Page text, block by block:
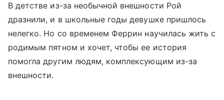
В детстве из-за необычной внешности Рой
дразнили, и в школьные годы девушке пришлось
нелегко. Но со временем Феррин научилась жить с
родимым пятном и хочет, чтобы ее история
помогла другим людям, комплексующим из-за
внешности.